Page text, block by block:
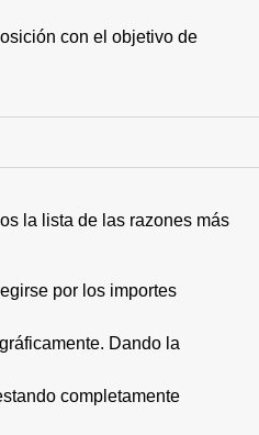
con el objetivo de
la lista de las razones más
por los importes
Dando la
completamente